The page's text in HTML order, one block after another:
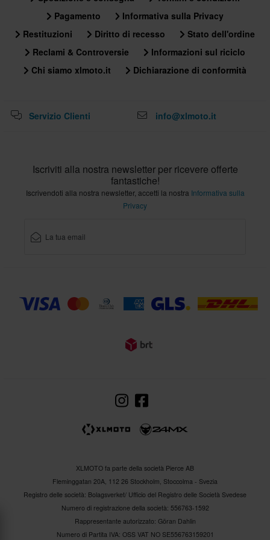
Pagamento
Informativa sulla Privacy
Restituzioni
Diritto di recesso
Stato dell'ordine
Reclami & Controversie
Informazioni sul riciclo
Chi siamo xlmoto.it
Dichiarazione di conformità
Servizio Clienti info@xlmoto.it
Iscriviti alla nostra newsletter per ricevere offerte
fantastiche!
Iscrivendoti alla nostra newsletter, accetti la nostra Informativa sulla
Privacy
XLMOTO fa parte della società Pierce AB
Fleminggatan 20A, 112 26 Stockholm, Stoccolma - Svezia
Registro delle società: Bolagsverket/ Ufficio del Registro delle Società Svedese
Numero di registrazione della società: 556763-1592
Rappresentante autorizzato: Göran Dahlin
Numero di Partita IVA: OSS VAT NO SE556763159201